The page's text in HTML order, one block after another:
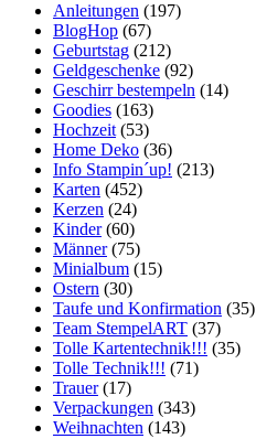
Anleitungen (197)
BlogHop (67)
Geburtstag (212)
Geldgeschenke (92)
Geschirr bestempeln (14)
Goodies (163)
Hochzeit(53)
Home Deko (36)
Info Stampin´up! (213)
Karten (452)
Kerzen (24)
Kinder(60)
Männer(75)
Minialbum (15)
Ostern (30)
Taufe und Konfirmation (35)
Team StempelART (37)
Tolle Kartentechnik!!! (35)
Tolle Technik!!! (71)
Trauer(17)
Verpackungen (343)
Weihnachten (143)